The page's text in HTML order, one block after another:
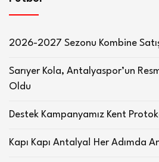
2026-2027 Sezonu Kombine
Sarıyer Kola, Antalyaspor’un
Oldu
Destek Kampanyamız Kent
Kapı Kapı Antalya! Her Adımda